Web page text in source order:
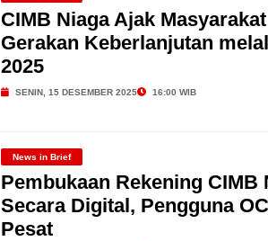
CIMB Niaga Ajak
Gerakan Keberlanjutan
2025
SENIN, 15 DESEMBER 2025 16:00 WIB
News in Brief
Pembukaan Rekening CIMB
Secara Digital, Pengguna
Pesat